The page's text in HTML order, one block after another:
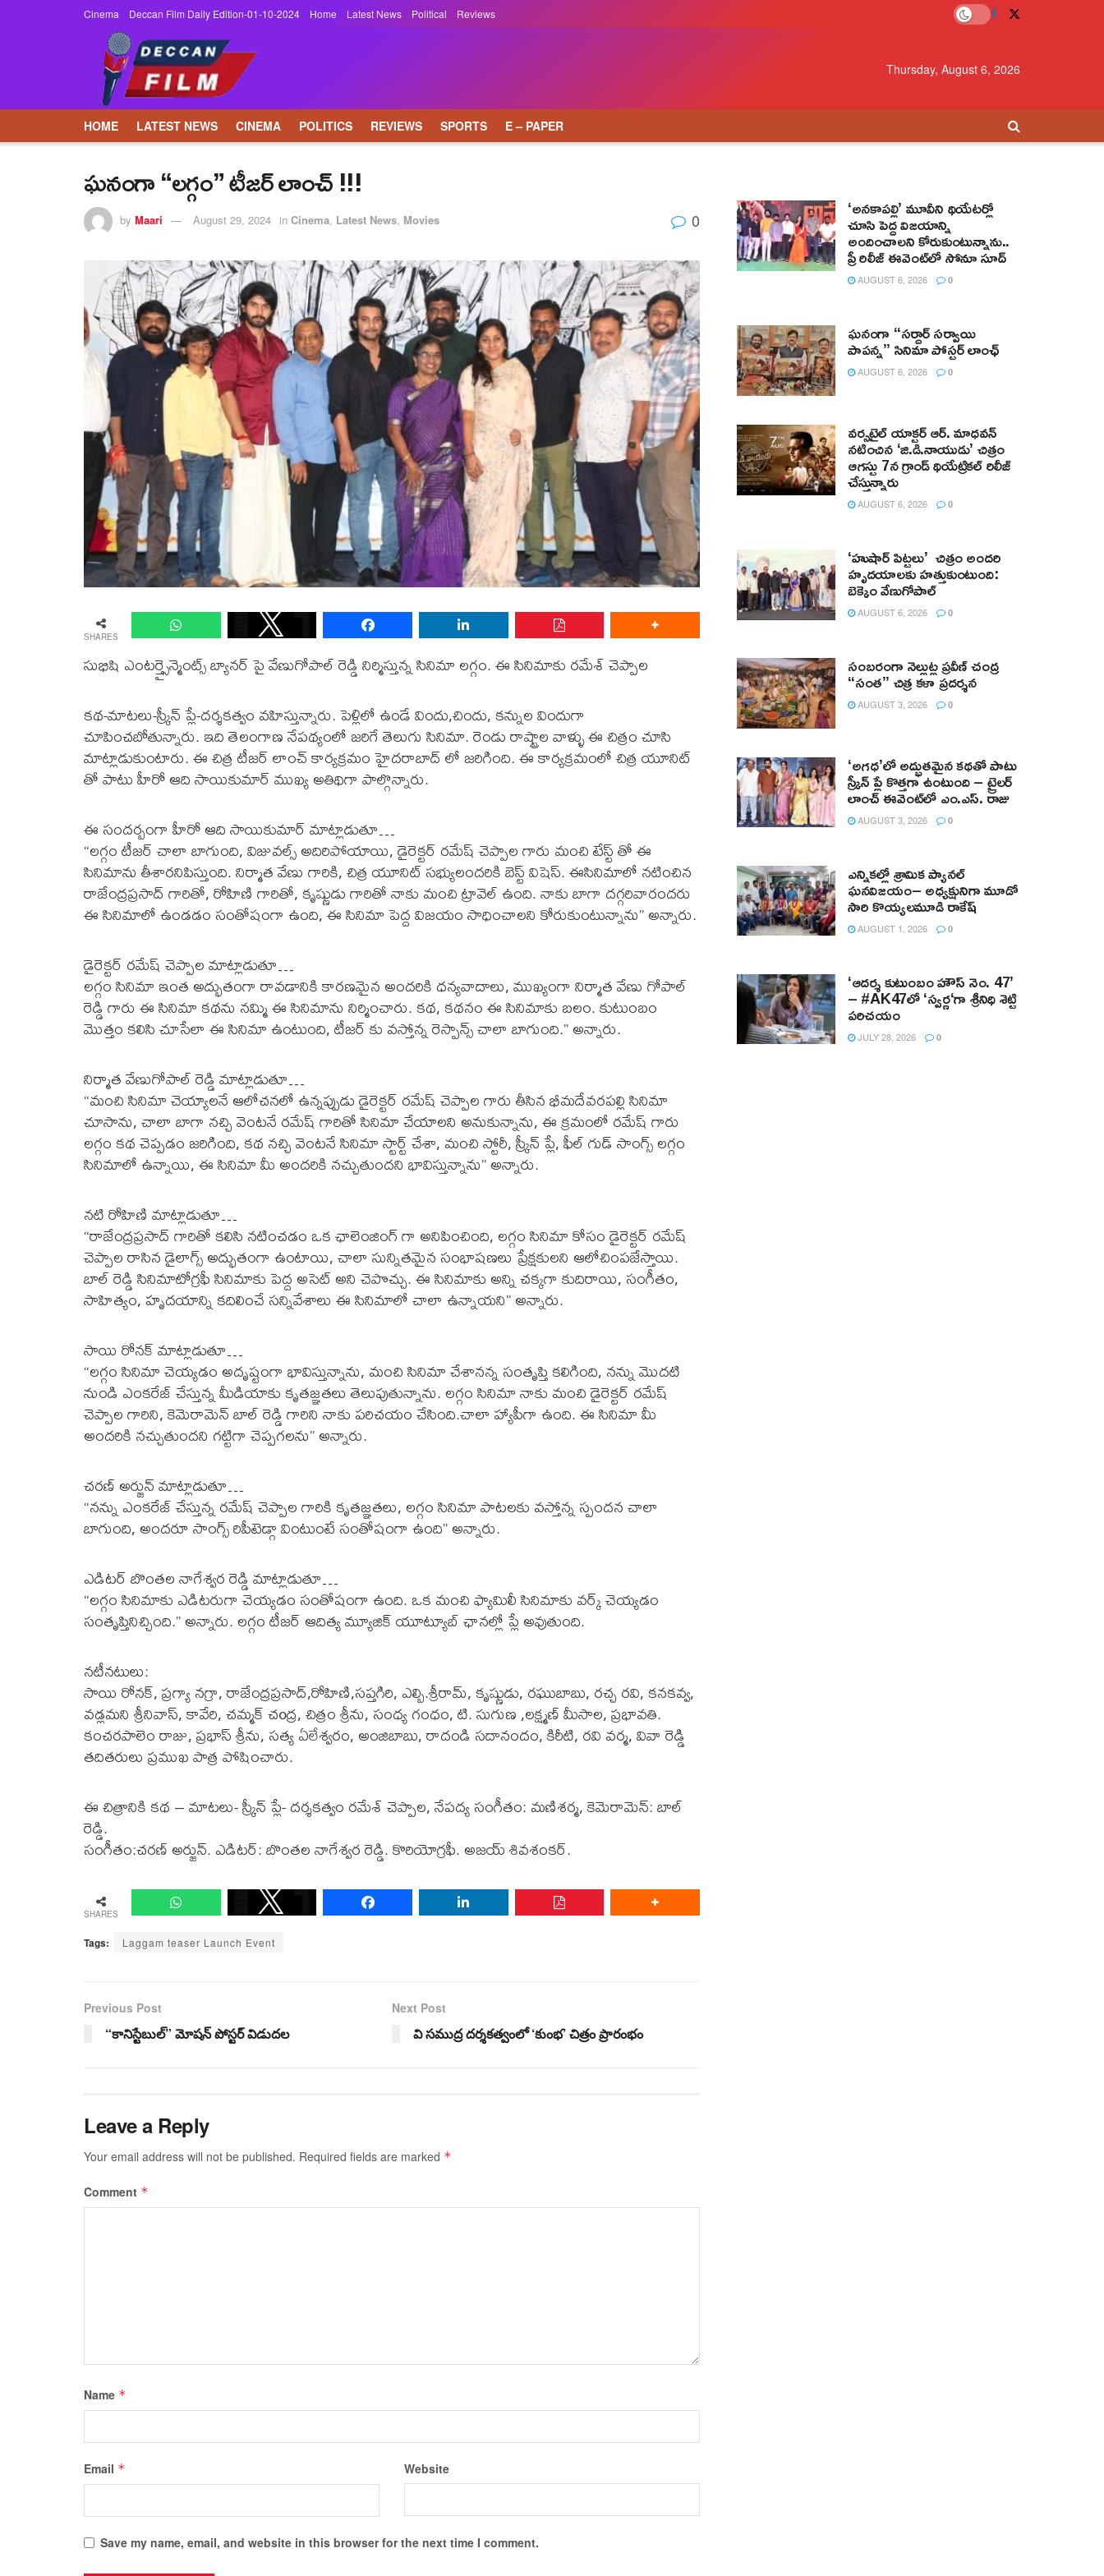
Cinema Deccan Film Daily Edition-01-10-2024 Home Latest News Political Reviews
Thursday, August 6, 2026
HOME LATEST NEWS CINEMA POLITICS REVIEWS SPORTS E – PAPER
ఘనంగా “లగ్గం” టీజర్ లాంచ్ !!!
by Maari August 29, 2024 in Cinema, Latest News, Movies 0
SHARES
సుభిషి ఎంటర్త్సైన్మెంట్స్ బ్యానర్ పై వేణుగోపాల్ రెడ్డి నిర్మిస్తున్న సినిమా లగ్గం. ఈ సినిమాకు రమేశ్ చెప్పాల
కథ-మాటలు-స్క్రీన్ ప్లే-దర్శకత్వం వహిస్తున్నారు. పెళ్లిలో ఉండే విందు,చిందు, కన్నుల విందుగా
చూపించబోతున్నారు. ఇది తెలంగాణ నేపథ్యంలో జరిగే తెలుగు సినిమా. రెండు రాష్ట్రాల వాళ్ళు ఈ చిత్రం చూసి
మాట్లాడుకుంటారు. ఈ చిత్ర టీజర్ లాంచ్ కార్యక్రమం హైదరాబాద్ లో జరిగింది. ఈ కార్యక్రమంలో చిత్ర యూనిట్
తో పాటు హీరో ఆది సాయికుమార్ ముఖ్య అతిథిగా పాల్గొన్నారు.
ఈ సందర్బంగా హీరో ఆది సాయికుమార్ మాట్లాడుతూ…
“లగ్గం టీజర్ చాలా బాగుంది, విజువల్స్ అదిరిపోయాయి, డైరెక్టర్ రమేష్ చెప్పాల గారు మంచి టేస్ట్ తో ఈ
సినిమాను తీశారనిపిస్తుంది. నిర్మాత వేణు గారికి, చిత్ర యూనిట్ సభ్యులందరికి బెస్ట్ విషెస్. ఈసినిమాలో నటించిన
రాజేంద్రప్రసాద్ గారితో, రోహిణి గారితో, కృష్ణుడు గారితో నాకు మంచి ట్రావెల్ ఉంది. నాకు బాగా దగ్గరివారందరు
ఈ సినిమాలో ఉండడం సంతోషంగా ఉంది, ఈ సినిమా పెద్ద విజయం సాధించాలని కోరుకుంటున్నాను” అన్నారు.
డైరెక్టర్ రమేష్ చెప్పాల మాట్లాడుతూ…
లగ్గం సినిమా ఇంత అద్భుతంగా రావడానికి కారణమైన అందరికి ధన్యవాదాలు, ముఖ్యంగా నిర్మాత వేణు గోపాల్
రెడ్డి గారు ఈ సినిమా కథను నమ్మి ఈ సినిమాను నిర్మించారు. కథ, కథనం ఈ సినిమాకు బలం. కుటుంబం
మొత్తం కలిసి చూసేలా ఈ సినిమా ఉంటుంది, టీజర్ కు వస్తోన్న రెస్పాన్స్ చాలా బాగుంది.” అన్నారు.
నిర్మాత వేణుగోపాల్ రెడ్డి మాట్లాడుతూ…
“మంచి సినిమా చెయ్యాలనే ఆలోచనలో ఉన్నప్పుడు డైరెక్టర్ రమేష్ చెప్పాల గారు తీసిన భీమదేవరపల్లి సినిమా
చూసాను, చాలా బాగా నచ్చి వెంటనే రమేష్ గారితో సినిమా చేయాలని అనుకున్నాను, ఈ క్రమంలో రమేష్ గారు
లగ్గం కథ చెప్పడం జరిగింది, కథ నచ్చి వెంటనే సినిమా స్టార్ట్ చేశా, మంచి స్టోరీ, స్క్రీన్ ప్లే, ఫీల్ గుడ్ సాంగ్స్ లగ్గం
సినిమాలో ఉన్నాయి, ఈ సినిమా మీ అందరికి నచ్చుతుందని భావిస్తున్నాను” అన్నారు.
నటి రోహిణి మాట్లాడుతూ…
“రాజేంద్రప్రసాద్ గారితో కలిసి నటించడం ఒక ఛాలెంజింగ్ గా అనిపించింది, లగ్గం సినిమా కోసం డైరెక్టర్ రమేష్
చెప్పాల రాసిన డైలాగ్స్ అద్భుతంగా ఉంటాయి, చాలా సున్నితమైన సంభాషణలు ప్రేక్షకులని ఆలోచింపజేస్తాయి.
బాల్ రెడ్డి సినిమాటోగ్రఫీ సినిమాకు పెద్ద అసెట్ అని చెపొచ్చు. ఈ సినిమాకు అన్ని చక్కగా కుదిరాయి, సంగీతం,
సాహిత్యం, హృదయాన్ని కదిలించే సన్నివేశాలు ఈ సినిమాలో చాలా ఉన్నాయని” అన్నారు.
సాయి రోనక్ మాట్లాడుతూ…
“లగ్గం సినిమా చెయ్యడం అదృష్టంగా భావిస్తున్నాను, మంచి సినిమా చేశానన్న సంతృప్తి కలిగింది, నన్ను మొదటి
నుండి ఎంకరేజ్ చేస్తున్న మీడియాకు కృతజ్ఞతలు తెలుపుతున్నాను. లగ్గం సినిమా నాకు మంచి డైరెక్టర్ రమేష్
చెప్పాల గారిని, కెమెరామెన్ బాల్ రెడ్డి గారిని నాకు పరిచయం చేసింది.చాలా హ్యాపీగా ఉంది. ఈ సినిమా మీ
అందరికి నచ్చుతుందని గట్టిగా చెప్పగలను” అన్నారు.
చరణ్ అర్జున్ మాట్లాడుతూ…
“నన్ను ఎంకరేజ్ చేస్తున్న రమేష్ చెప్పాల గారికి కృతజ్ఞతలు, లగ్గం సినిమా పాటలకు వస్తోన్న స్పందన చాలా
బాగుంది, అందరూ సాంగ్స్ రిపీటెడ్గా వింటుంటే సంతోషంగా ఉంది” అన్నారు.
ఎడిటర్ బొంతల నాగేశ్వర రెడ్డి మాట్లాడుతూ…
“లగ్గం సినిమాకు ఎడిటరుగా చెయ్యడం సంతోషంగా ఉంది. ఒక మంచి ఫ్యామిలీ సినిమాకు వర్క్ చెయ్యడం
సంతృప్తినిచ్చింది.” అన్నారు. లగ్గం టీజర్ ఆదిత్య మ్యూజిక్ యూట్యూబ్ ఛానల్లో ప్లే అవుతుంది.
నటీనటులు:
సాయి రోనక్, ప్రగ్యా నగ్రా, రాజేంద్రప్రసాద్,రోహిణి,సప్తగిరి, ఎల్బి.శ్రీరామ్, కృష్ణుడు, రఘుబాబు, రచ్చ రవి, కనకవ్వ,
వడ్లమని శ్రీనివాస్, కావేరి, చమ్మక్ చoద్ర, చిత్రం శ్రీను, సంధ్య గంధం, టి. సుగుణ ,లక్ష్మణ్ మీసాల, ప్రభావతి.
కంచరపాలెం రాజు, ప్రభాస్ శ్రీను, సత్య ఏలేశ్వరం, అంజిబాబు, రాదండి సదానందం, కిరీటి, రవి వర్మ, వివా రెడ్డి
తదితరులు ప్రముఖ పాత్ర పోషించారు.
ఈ చిత్రానికి కథ – మాటలు- స్క్రీన్ ప్లే- దర్శకత్వం రమేశ్ చెప్పాల, నేపద్య సంగీతం: మణిశర్మ, కెమెరామెన్: బాల్
రెడ్డి.
సంగీతం:చరణ్ అర్జున్. ఎడిటర్: బొంతల నాగేశ్వర రెడ్డి. కొరియోగ్రఫీ. అజయ్ శివశంకర్.
SHARES
Tags: Laggam teaser Launch Event
Previous Post
“కానిస్టేబుల్” మోషన్ పోస్టర్ విడుదల
Next Post
వి స‌ముద్ర ద‌ర్శ‌కత్వంలో ‘కుంభ’ చిత్రం ప్రారంభం
Leave a Reply
Your email address will not be published. Required fields are marked *
Comment *
Name *
Email * Website
Save my name, email, and website in this browser for the next time I comment.
‘అనకాపల్లి’ మూవీని థియేటర్లో
చూసి పెద్ద విజయాన్ని
అందించాలని కోరుకుంటున్నాను..
ప్రీ రిలీజ్ ఈవెంట్‌లో సోనూ సూద్
AUGUST 6, 2026 0
ఘనంగా “సర్దార్ సర్వాయి
పాపన్న” సినిమా పోస్టర్ లాంఛ్
AUGUST 6, 2026 0
వర్సటైల్ యాక్టర్ ఆర్‌. మాధవన్‌
నటించిన ‘జి.డి.నాయుడు’ చిత్రం
ఆగస్టు 7న గ్రాండ్ థియేట్రికల్ రిలీజ్
చేస్తున్నారు
AUGUST 6, 2026 0
‘హుషార్‌ పిట్టలు’ చిత్రం అందరి
హృదయాలకు హత్తుకుంటుంది:
బెక్కెం వేణుగోపాల్‌
AUGUST 6, 2026 0
సంబరంగా నెల్లుట్ల ప్రవీణ్ చంద్ర
“సంత” చిత్ర కళా ప్రదర్శన
AUGUST 3, 2026 0
‘అగధ’లో అద్భుతమైన కథతో పాటు
స్క్రీన్ ప్లే కొత్తగా ఉంటుంది – ట్రైలర్
లాంచ్ ఈవెంట్‌లో ఎం.ఎస్. రాజు
AUGUST 3, 2026 0
ఎన్నికల్లో శ్రామిక ప్యానల్‌
ఘనవిజయం– అధ్యక్షునిగా మూడో
సారి కొయ్యలమూడి రాకేష్‌
AUGUST 1, 2026 0
‘ఆదర్శ కుటుంబం హౌస్ నెం. 47’
– #AK47లో ‘స్వర్ణ‘గా శ్రీనిధి శెట్టి
పరిచయం
JULY 28, 2026 0